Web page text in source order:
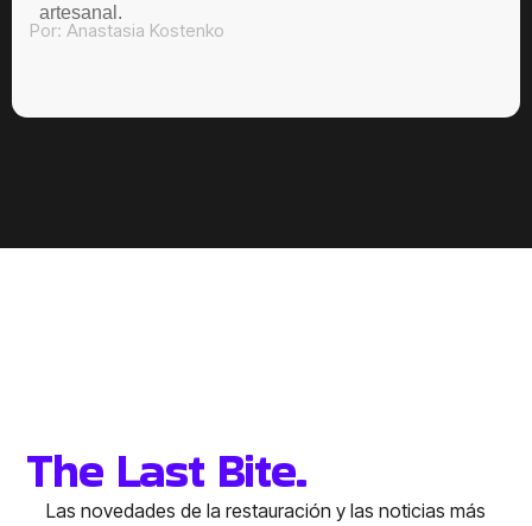
artesanal.
Por: Anastasia Kostenko
The Last Bite.
Las novedades de la restauración y las noticias más